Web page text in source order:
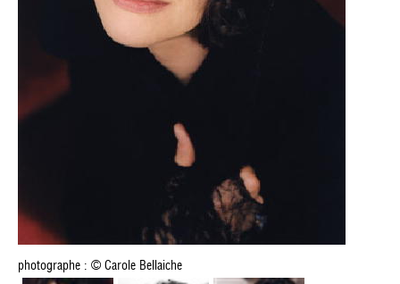
photographe : © Carole Bellaiche